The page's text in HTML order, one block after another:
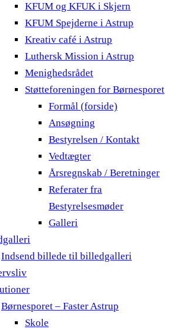
KFUM og KFUK i Skjern
KFUM Spejderne i Astrup
Kreativ café i Astrup
Luthersk Mission i Astrup
Menighedsrådet
Støtteforeningen for Børnesporet
Formål (forside)
Ansøgning
Bestyrelsen / Kontakt
Vedtægter
Årsregnskab / Beretninger
Referater fra
Bestyrelsesmøder
Galleri
Indsend billede til billedgalleri
Børnesporet – Faster Astrup
Skole